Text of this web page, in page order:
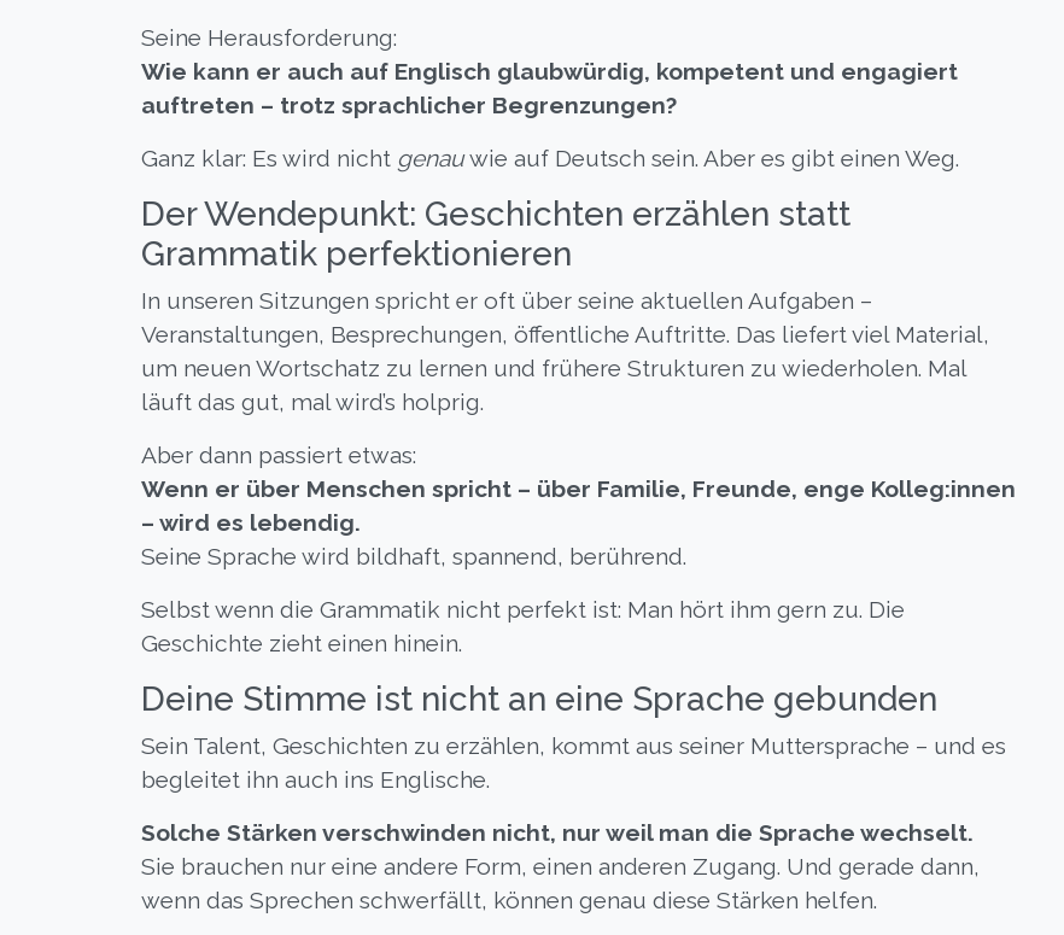
Seine Herausforderung:
Wie kann er auch auf Englisch glaubwürdig, kompetent und engagiert
auftreten – trotz sprachlicher Begrenzungen?
Ganz klar: Es wird nicht genauwie auf Deutsch sein. Aber es gibt einen Weg.
Der Wendepunkt: Geschichten erzählen statt
Grammatik perfektionieren
In unseren Sitzungen spricht er oft über seine aktuellen Aufgaben –
Veranstaltungen, Besprechungen, öffentliche Auftritte. Das liefert viel Material,
um neuen Wortschatz zu lernen und frühere Strukturen zu wiederholen. Mal
läuft das gut, mal wird’s holprig.
Aber dann passiert etwas:
Wenn er über Menschen spricht – über Familie, Freunde, enge Kolleg:innen
– wird es lebendig.
Seine Sprache wird bildhaft, spannend, berührend.
Selbst wenn die Grammatik nicht perfekt ist: Man hört ihm gern zu. Die
Geschichte zieht einen hinein.
Deine Stimme ist nicht an eine Sprache gebunden
Sein Talent, Geschichten zu erzählen, kommt aus seiner Muttersprache – und es
begleitet ihn auch ins Englische.
Solche Stärken verschwinden nicht, nur weil man die Sprache wechselt.
Sie brauchen nur eine andere Form, einen anderen Zugang. Und gerade dann,
wenn das Sprechen schwerfällt, können genau diese Stärken helfen.